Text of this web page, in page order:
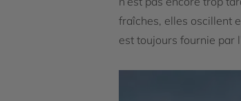
fraîches, elles oscillent
est toujours fournie par